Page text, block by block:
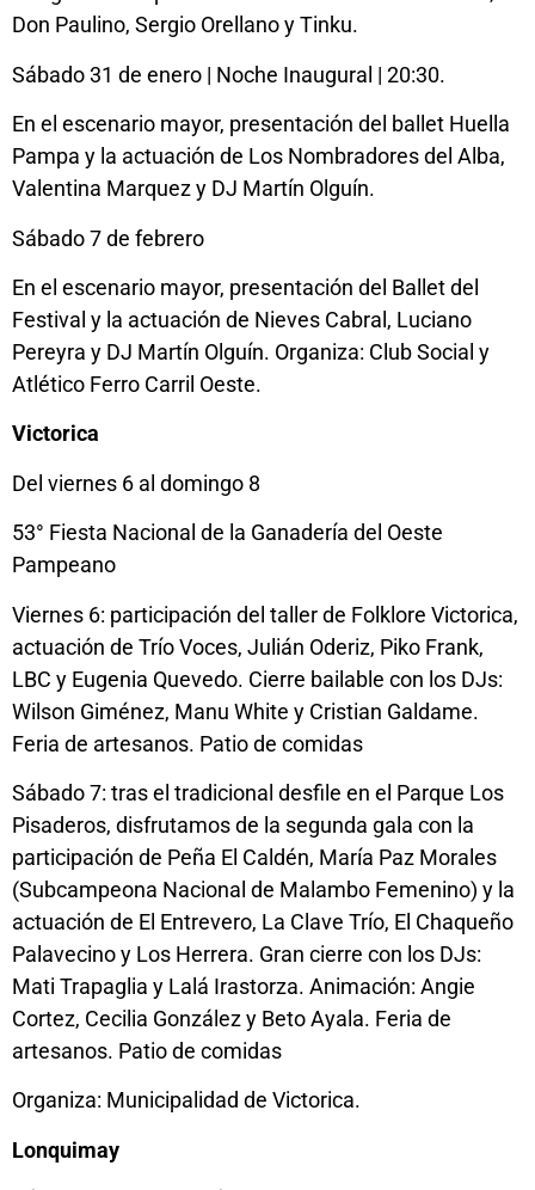
Don Paulino, Sergio Orellano y Tinku.
Sábado 31 de enero | Noche Inaugural | 20:30.
En el escenario mayor, presentación del ballet Huella
Pampa y la actuación de Los Nombradores del Alba,
Valentina Marquez y DJ Martín Olguín.
Sábado 7 de febrero
En el escenario mayor, presentación del Ballet del
Festival y la actuación de Nieves Cabral, Luciano
Pereyra y DJ Martín Olguín. Organiza: Club Social y
Atlético Ferro Carril Oeste.
Victorica
Del viernes 6 al domingo 8
53° Fiesta Nacional de la Ganadería del Oeste
Pampeano
Viernes 6: participación del taller de Folklore Victorica,
actuación de Trío Voces, Julián Oderiz, Piko Frank,
LBC y Eugenia Quevedo. Cierre bailable con los DJs:
Wilson Giménez, Manu White y Cristian Galdame.
Feria de artesanos. Patio de comidas
Sábado 7: tras el tradicional desfile en el Parque Los
Pisaderos, disfrutamos de la segunda gala con la
participación de Peña El Caldén, María Paz Morales
(Subcampeona Nacional de Malambo Femenino) y la
actuación de El Entrevero, La Clave Trío, El Chaqueño
Palavecino y Los Herrera. Gran cierre con los DJs:
Mati Trapaglia y Lalá Irastorza. Animación: Angie
Cortez, Cecilia González y Beto Ayala. Feria de
artesanos. Patio de comidas
Organiza: Municipalidad de Victorica.
Lonquimay